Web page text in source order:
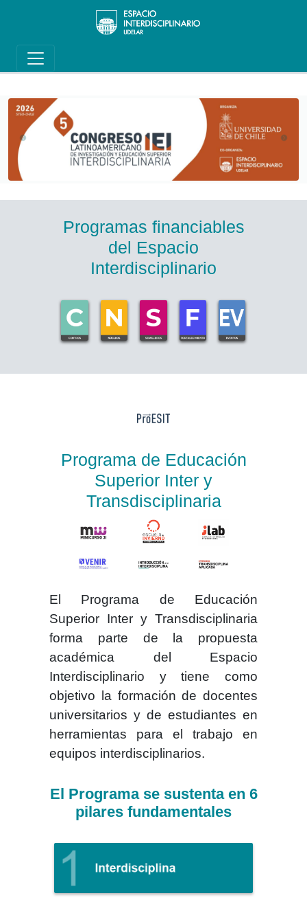
Pasar al contenido principal
Main navigation
Programas financiables
del Espacio
Interdisciplinario
Programa de Educación
Superior Inter y
Transdisciplinaria
El Programa de Educación
Superior Inter y Transdisciplinaria
forma parte de la propuesta
académica del Espacio
Interdisciplinario y tiene como
objetivo la formación de docentes
universitarios y de estudiantes en
herramientas para el trabajo en
equipos interdisciplinarios.
El Programa se sustenta en 6
pilares fundamentales